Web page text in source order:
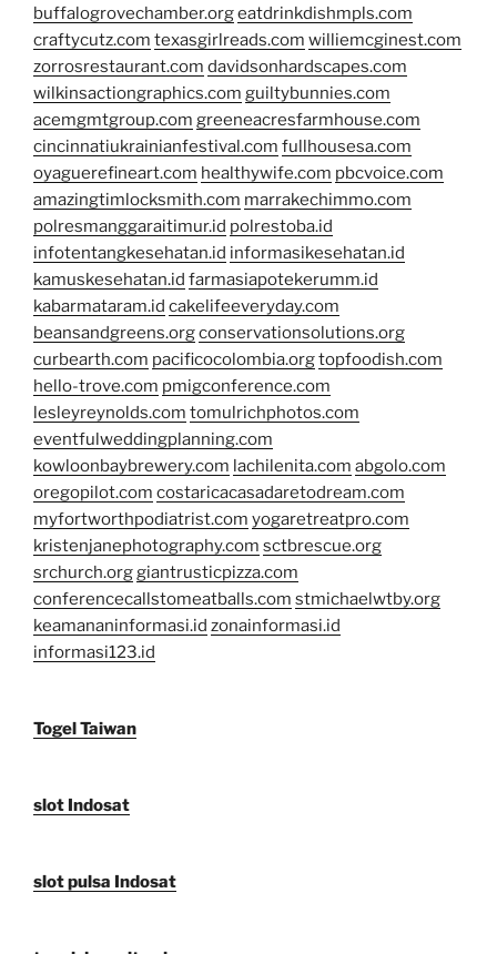
buffalogrovechamber.orgeatdrinkdishmpls.com
craftycutz.com texasgirlreads.com williemcginest.com
zorrosrestaurant.com davidsonhardscapes.com
wilkinsactiongraphics.com guiltybunnies.com
acemgmtgroup.com greeneacresfarmhouse.com
cincinnatiukrainianfestival.com fullhousesa.com
oyaguerefineart.com healthywife.com pbcvoice.com
amazingtimlocksmith.com marrakechimmo.com
polresmanggaraitimur.id polrestoba.id
infotentangkesehatan.id informasikesehatan.id
kamuskesehatan.id farmasiapotekerumm.id
kabarmataram.id cakelifeeveryday.com
beansandgreens.orgconservationsolutions.org
curbearth.com pacificocolombia.orgtopfoodish.com
hello-trove.com pmigconference.com
lesleyreynolds.com tomulrichphotos.com
eventfulweddingplanning.com
kowloonbaybrewery.com lachilenita.com abgolo.com
oregopilot.com costaricacasadaretodream.com
myfortworthpodiatrist.com yogaretreatpro.com
kristenjanephotography.com sctbrescue.org
srchurch.orggiantrusticpizza.com
conferencecallstomeatballs.com stmichaelwtby.org
keamananinformasi.id zonainformasi.id
informasi123.id
Togel Taiwan
slot Indosat
slot pulsa Indosat